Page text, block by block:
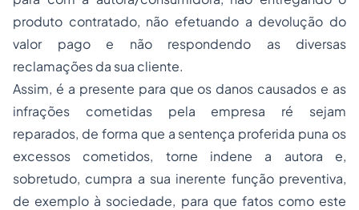
produto contratado, não efetuando a devolução do
valor pago e não respondendo as diversas
reclamações da sua cliente.
Assim, é a presente para que os danos causados e as
infrações cometidas pela empresa ré sejam
reparados, de forma que a sentença proferida puna os
excessos cometidos, torne indene a autora e,
sobretudo, cumpra a sua inerente função preventiva,
de exemplo à sociedade, para que fatos como este